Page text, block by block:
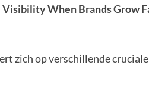
Visibility When Brands Grow
zich op verschillende cruciale